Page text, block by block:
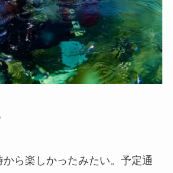
ら楽しかったみたい。予定通